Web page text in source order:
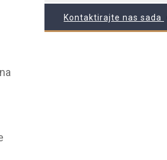
Kontaktirajte nas sada